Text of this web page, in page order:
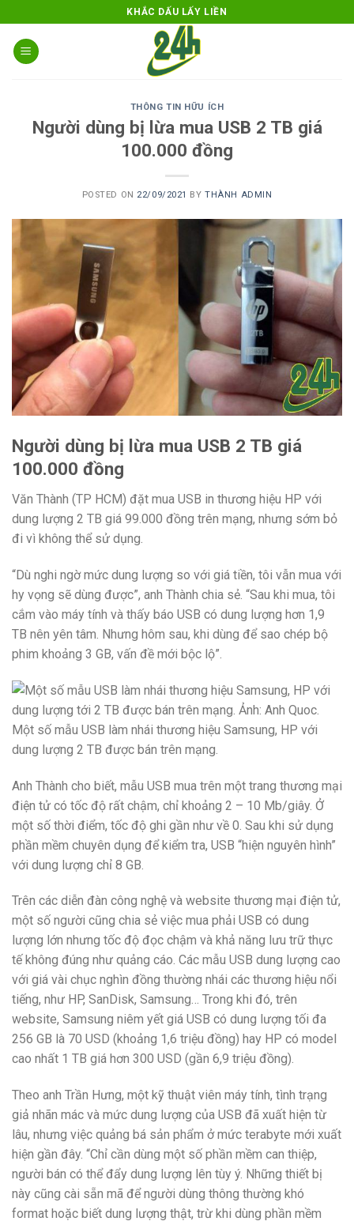
to
content
KHẮC DẤU LẤY LIỀN
THÔNG TIN HỮU ÍCH
Người dùng bị lừa mua USB 2 TB giá
100.000 đồng
POSTED ON 22/09/2021 BYTHÀNH ADMIN
Người dùng bị lừa mua USB 2 TB giá
100.000 đồng
Văn Thành (TP HCM) đặt mua USB in thương hiệu HP với
dung lượng 2 TB giá 99.000 đồng trên mạng, nhưng sớm bỏ
đi vì không thể sử dụng.
“Dù nghi ngờ mức dung lượng so với giá tiền, tôi vẫn mua với
hy vọng sẽ dùng được”, anh Thành chia sẻ. “Sau khi mua, tôi
cắm vào máy tính và thấy báo USB có dung lượng hơn 1,9
TB nên yên tâm. Nhưng hôm sau, khi dùng để sao chép bộ
phim khoảng 3 GB, vấn đề mới bộc lộ”.
Một số mẫu USB làm nhái thương hiệu Samsung, HP với
dung lượng 2 TB được bán trên mạng.
Anh Thành cho biết, mẫu USB mua trên một trang thương mại
điện tử có tốc độ rất chậm, chỉ khoảng 2 – 10 Mb/giây. Ở
một số thời điểm, tốc độ ghi gần như về 0. Sau khi sử dụng
phần mềm chuyên dụng để kiểm tra, USB “hiện nguyên hình”
với dung lượng chỉ 8 GB.
Trên các diễn đàn công nghệ và website thương mại điện tử,
một số người cũng chia sẻ việc mua phải USB có dung
lượng lớn nhưng tốc độ đọc chậm và khả năng lưu trữ thực
tế không đúng như quảng cáo. Các mẫu USB dung lượng cao
với giá vài chục nghìn đồng thường nhái các thương hiệu nổi
tiếng, như HP, SanDisk, Samsung… Trong khi đó, trên
website, Samsung niêm yết giá USB có dung lượng tối đa
256 GB là 70 USD (khoảng 1,6 triệu đồng) hay HP có model
cao nhất 1 TB giá hơn 300 USD (gần 6,9 triệu đồng).
Theo anh Trần Hưng, một kỹ thuật viên máy tính, tình trạng
giả nhãn mác và mức dung lượng của USB đã xuất hiện từ
lâu, nhưng việc quảng bá sản phẩm ở mức terabyte mới xuất
hiện gần đây. “Chỉ cần dùng một số phần mềm can thiệp,
người bán có thể đẩy dung lượng lên tùy ý. Những thiết bị
này cũng cài sẵn mã để người dùng thông thường khó
format hoặc biết dung lượng thật, trừ khi dùng phần mềm